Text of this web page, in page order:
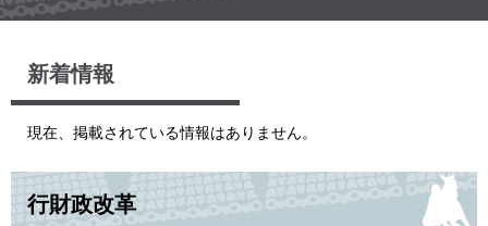
本
新着情報
現在、掲載されている情報はありません。
行財政改革